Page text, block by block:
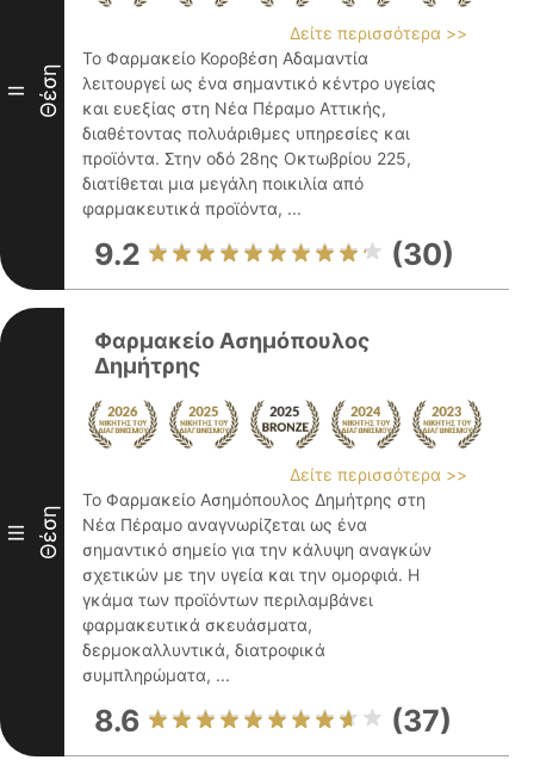
II Θέση
Δείτε περισσότερα >>
Το Φαρμακείο Κοροβέση Αδαμαντία
λειτουργεί ως ένα σημαντικό κέντρο υγείας
και ευεξίας στη Νέα Πέραμο Αττικής,
διαθέτοντας πολυάριθμες υπηρεσίες και
προϊόντα. Στην οδό 28ης Οκτωβρίου 225,
διατίθεται μια μεγάλη ποικιλία από
φαρμακευτικά προϊόντα, ...
9.2 (30)
III Θέση
Φαρμακείο Ασημόπουλος
Δημήτρης
Δείτε περισσότερα >>
Το Φαρμακείο Ασημόπουλος Δημήτρης στη
Νέα Πέραμο αναγνωρίζεται ως ένα
σημαντικό σημείο για την κάλυψη αναγκών
σχετικών με την υγεία και την ομορφιά. Η
γκάμα των προϊόντων περιλαμβάνει
φαρμακευτικά σκευάσματα,
δερμοκαλλυντικά, διατροφικά
συμπληρώματα, ...
8.6 (37)